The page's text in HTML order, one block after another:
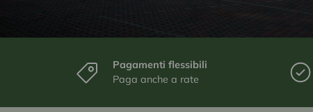
Pagamenti flessibili
Paga anche a rate